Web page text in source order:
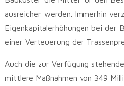
ausreichen werden. Immerhin
Eigenkapitalerhöhungen bei der
einer Verteuerung der
Auch die zur Verfügung
mittlere Maßnahmen von 349